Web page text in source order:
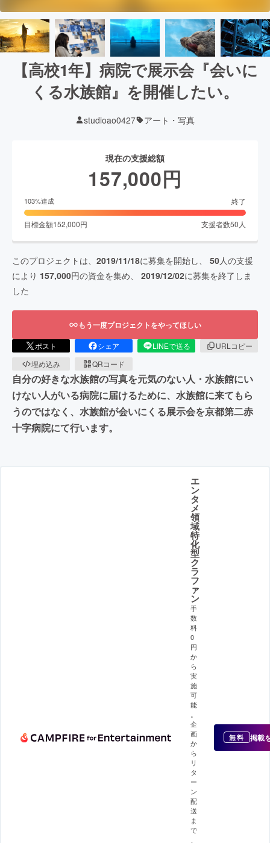
【高校1年】病院で展示会『会いに
くる水族館』を開催したい。
studioao0427 アート・写真
現在の支援総額
157,000円
103%達成 終了
目標金額152,000円 支援者数50 人
このプロジェクトは、 2019/11/18に募集を開始し、 50人の支援
により 157,000円の資金を集め、 2019/12/02に募集を終了しま
した
もう一度プロジェクトをやってほしい
ポスト シェア LINEで送る
URLコピー
埋め込み
QRコード
自分の好きな水族館の写真を元気のない人・水族館にい
けない人がいる病院に届けるために、水族館に来てもら
うのではなく、水族館が会いにくる展示会を京都第二赤
十字病院にて行います。
エ
ン
タ
メ
領
域
特
化
型
ク
ラ
フ
ァ
ン
手
数
料
0
円
か
ら
実
施
可
能
企
画
か
ら
リ
タ
ー
ン
配
送
ま
で
無料 掲載